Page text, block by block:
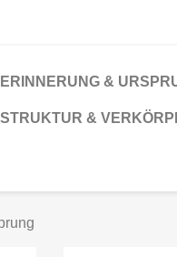
ERINNERUNG &
STRUKTUR &